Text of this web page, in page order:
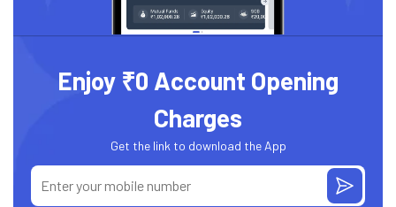
Enjoy ₹0 Account Opening
Charges
Get the link to download the App